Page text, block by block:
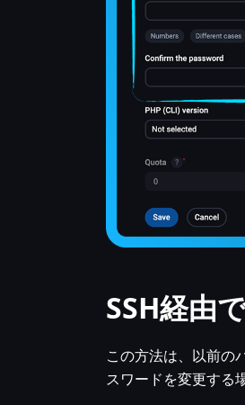
SSH経由
この方法は、以前の
スワードを変更する